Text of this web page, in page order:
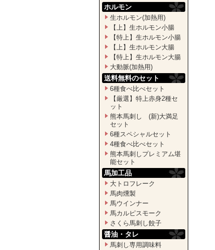
ホルモン
生ホルモン(加熱用)
【上】生ホルモン小腸
【特上】生ホルモン小腸
【上】生ホルモン大腸
【特上】生ホルモン大腸
大動脈(加熱用)
送料無料のセット
6種食べ比べセット
【厳選】特上赤身2種セ
ット
熊本馬刺し (新)大満足
セット
6種スペシャルセット
4種食べ比べセット
熊本馬刺しプレミアム堪
能セット
馬加工品
大トロフレーク
馬肉燻製
馬ウインナー
馬カルピスモーク
さくら馬刺し餃子
醤油・タレ
馬刺し専用調味料